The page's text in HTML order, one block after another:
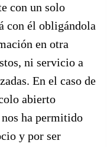
con un solo
con él obligándola
en otra
ni servicio a
En el caso de
abierto
ha permitido
y por ser